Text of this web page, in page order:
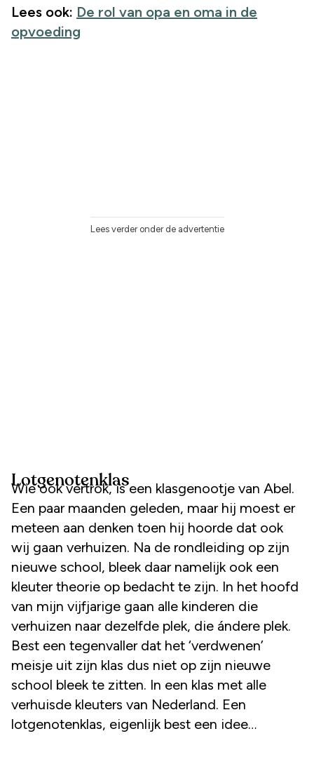
Lees ook: De rol van opa en oma in de
opvoeding
Lees verder onder de advertentie
Lotgenotenklas
Wie ook vertrok, is een klasgenootje van Abel.
Een paar maanden geleden, maar hij moest er
meteen aan denken toen hij hoorde dat ook
wij gaan verhuizen. Na de rondleiding op zijn
nieuwe school, bleek daar namelijk ook een
kleuter theorie op bedacht te zijn. In het hoofd
van mijn vijfjarige gaan alle kinderen die
verhuizen naar dezelfde plek, die ándere plek.
Best een tegenvaller dat het ‘verdwenen’
meisje uit zijn klas dus niet op zijn nieuwe
school bleek te zitten. In een klas met alle
verhuisde kleuters van Nederland. Een
lotgenotenklas, eigenlijk best een idee…